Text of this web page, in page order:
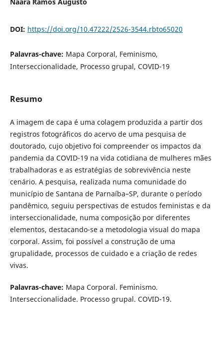
DOI: https://doi.org/10.47222/2526-3544.rbto65020
Palavras-chave: Mapa Corporal, Feminismo,
Interseccionalidade, Processo grupal, COVID-19
Resumo
A imagem de capa é uma colagem produzida a partir dos
registros fotográficos do acervo de uma pesquisa de
doutorado, cujo objetivo foi compreender os impactos da
pandemia da COVID-19 na vida cotidiana de mulheres mães
trabalhadoras e as estratégias de sobrevivência neste
cenário. A pesquisa, realizada numa comunidade do
município de Santana de Parnaíba–SP, durante o período
pandêmico, seguiu perspectivas de estudos feministas e da
interseccionalidade, numa composição por diferentes
elementos, destacando-se a metodologia visual do mapa
corporal. Assim, foi possível a construção de uma
grupalidade, processos de cuidado e a criação de redes
vivas.
Palavras-chave: Mapa Corporal. Feminismo.
Interseccionalidade. Processo grupal. COVID-19.